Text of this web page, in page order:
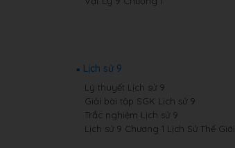
Lịch sử 9
Lý thuyết Lịch sử 9
Giải bài tập SGK Lịch sử 9
Trắc nghiệm Lịch sử 9
Lịch sử 9 Chương 1 Lịch Sử Thế Giới